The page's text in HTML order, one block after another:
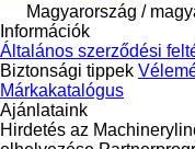
Magyarország /
Információk
Általános szerződési
Biztonsági tippek
Márkakatalógus
Ajánlataink
Hirdetés az